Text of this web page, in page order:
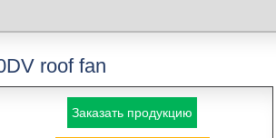
roof fan
Заказать продукцию